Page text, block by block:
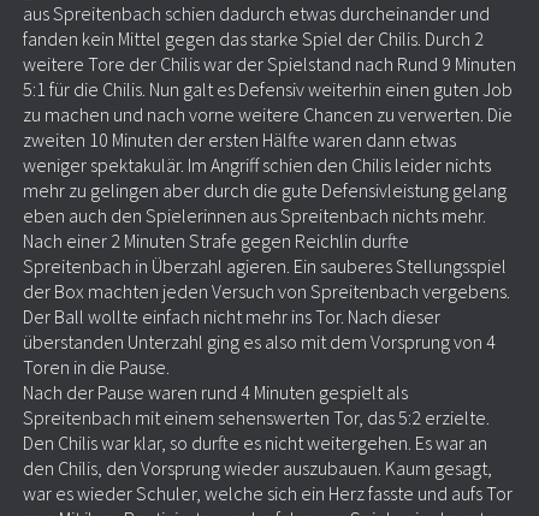
aus Spreitenbach schien dadurch etwas durcheinander und
fanden kein Mittel gegen das starke Spiel der Chilis. Durch 2
weitere Tore der Chilis war der Spielstand nach Rund 9 Minuten
5:1 für die Chilis. Nun galt es Defensiv weiterhin einen guten Job
zu machen und nach vorne weitere Chancen zu verwerten. Die
zweiten 10 Minuten der ersten Hälfte waren dann etwas
weniger spektakulär. Im Angriff schien den Chilis leider nichts
mehr zu gelingen aber durch die gute Defensivleistung gelang
eben auch den Spielerinnen aus Spreitenbach nichts mehr.
Nach einer 2 Minuten Strafe gegen Reichlin durfte
Spreitenbach in Überzahl agieren. Ein sauberes Stellungsspiel
der Box machten jeden Versuch von Spreitenbach vergebens.
Der Ball wollte einfach nicht mehr ins Tor. Nach dieser
überstanden Unterzahl ging es also mit dem Vorsprung von 4
Toren in die Pause.
Nach der Pause waren rund 4 Minuten gespielt als
Spreitenbach mit einem sehenswerten Tor, das 5:2 erzielte.
Den Chilis war klar, so durfte es nicht weitergehen. Es war an
den Chilis, den Vorsprung wieder auszubauen. Kaum gesagt,
war es wieder Schuler, welche sich ein Herz fasste und aufs Tor